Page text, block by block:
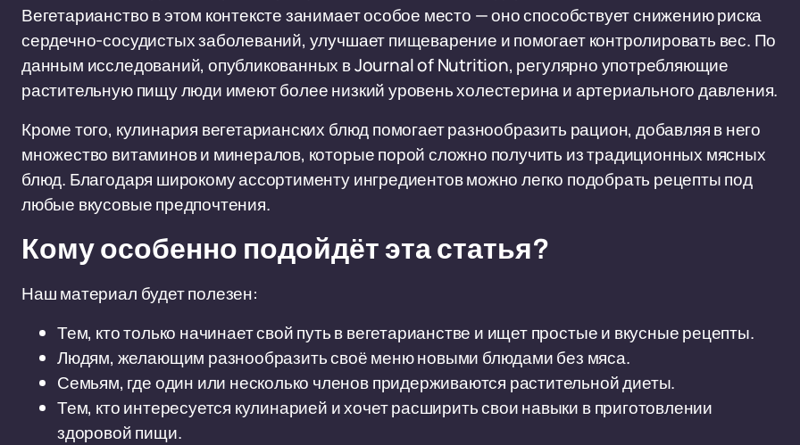
Вегетарианство в этом контексте занимает особое место — оно способствует снижению риска
сердечно-сосудистых заболеваний, улучшает пищеварение и помогает контролировать вес. По
данным исследований, опубликованных в Journal of Nutrition, регулярно употребляющие
растительную пищу люди имеют более низкий уровень холестерина и артериального давления.
Кроме того, кулинария вегетарианских блюд помогает разнообразить рацион, добавляя в него
множество витаминов и минералов, которые порой сложно получить из традиционных мясных
блюд. Благодаря широкому ассортименту ингредиентов можно легко подобрать рецепты под
любые вкусовые предпочтения.
Кому особенно подойдёт эта статья?
Наш материал будет полезен:
Тем, кто только начинает свой путь в вегетарианстве и ищет простые и вкусные рецепты.
Людям, желающим разнообразить своё меню новыми блюдами без мяса.
Семьям, где один или несколько членов придерживаются растительной диеты.
Тем, кто интересуется кулинарией и хочет расширить свои навыки в приготовлении
здоровой пищи.